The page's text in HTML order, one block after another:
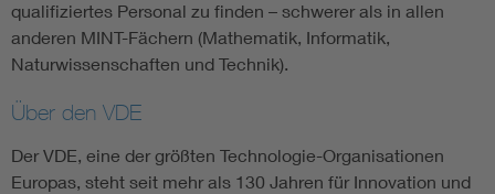
qualifiziertes Personal zu finden – schwerer als in allen
anderen MINT-Fächern (Mathematik, Informatik,
Naturwissenschaften und Technik).
Über den VDE
Der VDE, eine der größten Technologie-Organisationen
Europas, steht seit mehr als 130 Jahren für Innovation und